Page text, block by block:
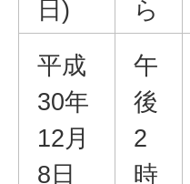
日) ら
平成
30年
12月
8日
午
後
2
時